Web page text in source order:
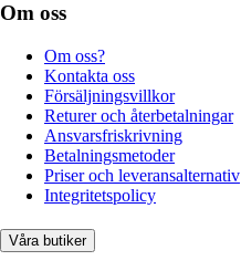
Om oss
Om oss?
Kontakta oss
Försäljningsvillkor
Returer och återbetalningar
Ansvarsfriskrivning
Betalningsmetoder
Priser och leveransalternativ
Integritetspolicy
Våra butiker